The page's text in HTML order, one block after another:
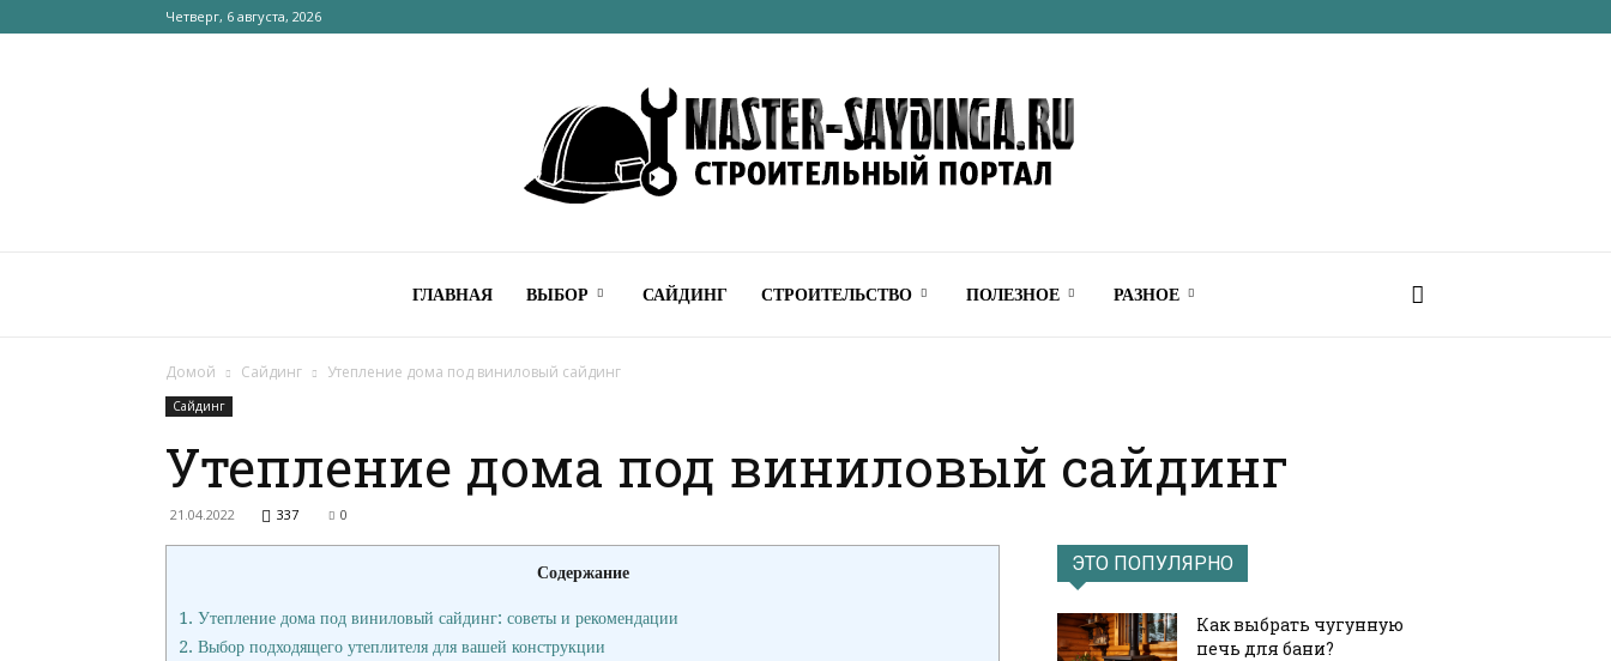
Четверг, 6 августа, 2026
Строительный
ГЛАВНАЯ ВЫБОР САЙДИНГ СТРОИТЕЛЬСТВО ПОЛЕЗНОЕ РАЗНОЕ
Домой Сайдинг Утепление дома под виниловый сайдинг
Сайдинг
Утепление дома под виниловый сайдинг
21.04.2022 337 0
Содержание
1. Утепление дома под виниловый сайдинг: советы и рекомендации
2. Выбор подходящего утеплителя для вашей конструкции
ЭТО ПОПУЛЯРНО
Как выбрать чугунную
печь для бани?